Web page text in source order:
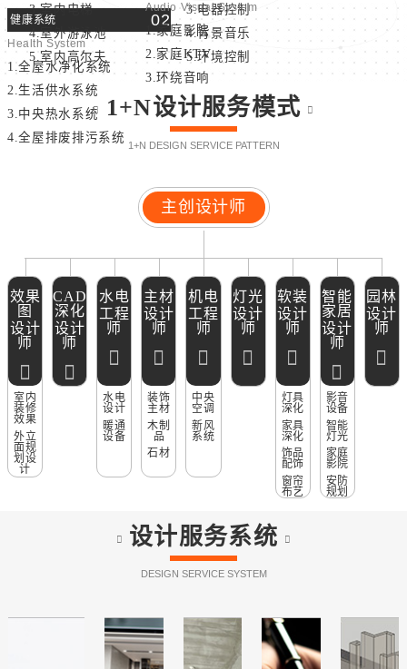
健康系统 02
Health System
1.全屋水净化系统
2.生活供水系统
3.中央热水系统
4.全屋排废排污系统
3.电器控制
4.背景音乐
5.环境控制
Audio Visual System
1.家庭影院
2.家庭KTV
3.环绕音响
3.室内电梯
4.室外游泳池
5.室内高尔夫
1+N设计服务模式
1+N DESIGN SERVICE PATTERN
主创设计师
效果
图
设计
师
室内
装修
效果
外立
面规
划设
计
CAD
深化
设计
师
水电
工程
师
水电
设计
暖通
设备
主材
设计
师
装饰
主材
木制
品
石材
机电
工程
师
中央
空调
新风
系统
灯光
设计
师
软装
设计
师
灯具
深化
家具
深化
饰品
配饰
窗帘
布艺
智能
家居
设计
师
影音
设备
智能
灯光
家庭
影院
安防
规划
园林
设计
师
设计服务系统
DESIGN SERVICE SYSTEM